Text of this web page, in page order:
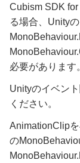
Cubism SDK
る場合、Unity
必要があります
Unityのイベン
ください。
AnimationClip
の